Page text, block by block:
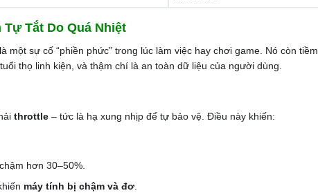
Tự Tắt Do Quá Nhiệt
một sự cố “phiền phức” trong lúc làm việc hay chơi game. Nó còn tiềm
thọ linh kiện, và thậm chí là an toàn dữ liệu của người dùng.
throttle – tức là hạ xung nhịp để tự bảo vệ. Điều này khiến:
hơn 30–50%.
máy tính bị chậm và đơ.